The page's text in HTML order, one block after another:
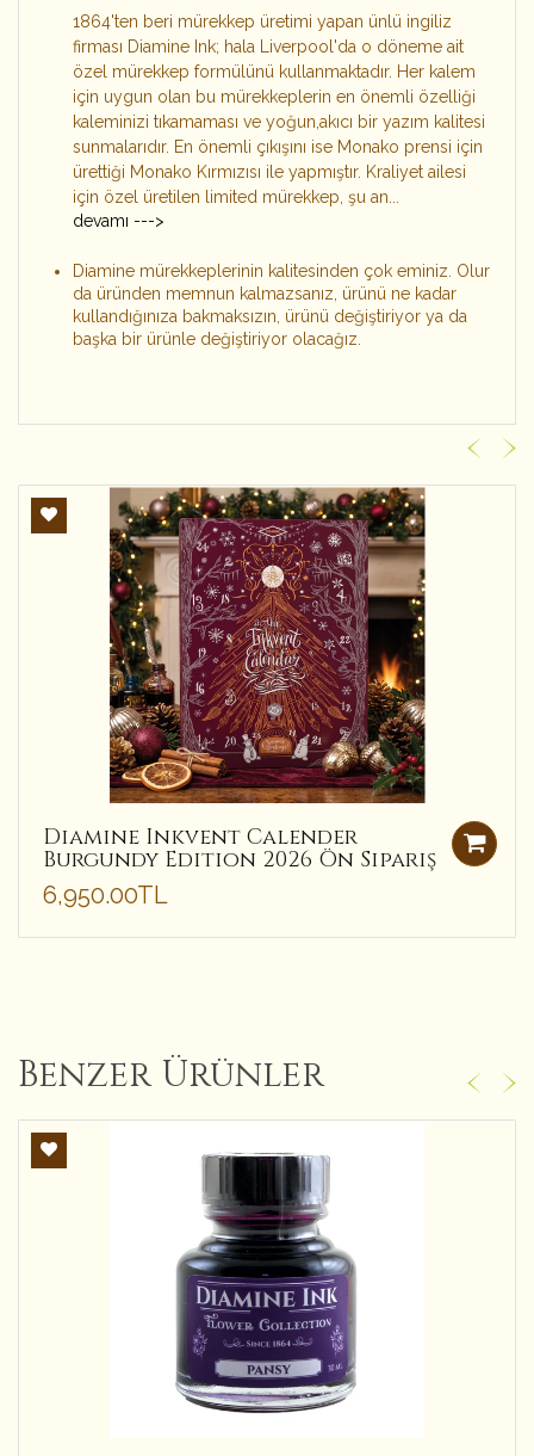
1864'ten beri mürekkep üretimi yapan ünlü ingiliz
firması Diamine Ink; hala Liverpool'da o döneme ait
özel mürekkep formülünü kullanmaktadır. Her kalem
için uygun olan bu mürekkeplerin en önemli özelliği
kaleminizi tıkamaması ve yoğun,akıcı bir yazım kalitesi
sunmalarıdır. En önemli çıkışını ise Monako prensi için
ürettiği Monako Kırmızısı ile yapmıştır. Kraliyet ailesi
için özel üretilen limited mürekkep, şu an...
devamı --->
Diamine mürekkeplerinin kalitesinden çok eminiz. Olur
da üründen memnun kalmazsanız, ürünü ne kadar
kullandığınıza bakmaksızın, ürünü değiştiriyor ya da
başka bir ürünle değiştiriyor olacağız.
Diamine Inkvent Calender
Burgundy Edition 2026 Ön Sipariş
6,950.00TL
Benzer Ürünler